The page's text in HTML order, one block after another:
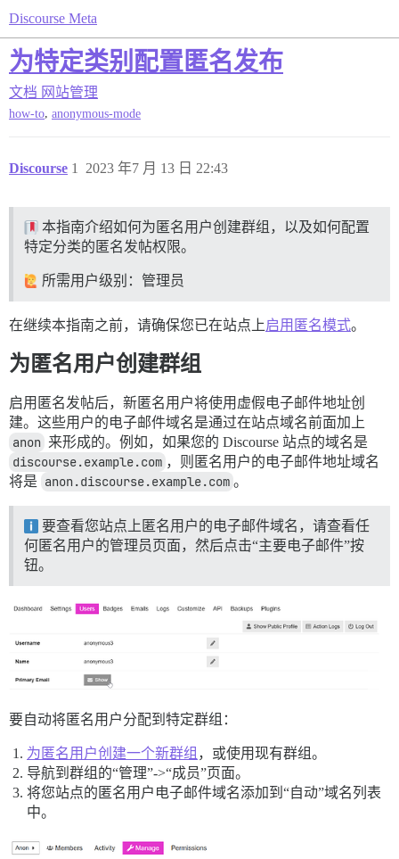
Discourse Meta
为特定类别配置匿名发布
文档 网站管理
how-to, anonymous-mode
Discourse 2023 年7 月 13 日 22:43
1
本指南介绍如何为匿名用户创建群组，以及如何配置
特定分类的匿名发帖权限。
所需用户级别：管理员
在继续本指南之前，请确保您已在站点上启用匿名模式。
为匿名用户创建群组
启用匿名发帖后，新匿名用户将使用虚假电子邮件地址创
建。这些用户的电子邮件域名是通过在站点域名前面加上
anon 来形成的。例如，如果您的 Discourse 站点的域名是
discourse.example.com ，则匿名用户的电子邮件地址域名
将是 anon.discourse.example.com 。
要查看您站点上匿名用户的电子邮件域名，请查看任
何匿名用户的管理员页面，然后点击“主要电子邮件”按
钮。
要自动将匿名用户分配到特定群组：
为匿名用户创建一个新群组 ，或使用现有群组。
导航到群组的“管理”->“成员”页面。
将您站点的匿名用户电子邮件域名添加到“自动”域名列表
中。